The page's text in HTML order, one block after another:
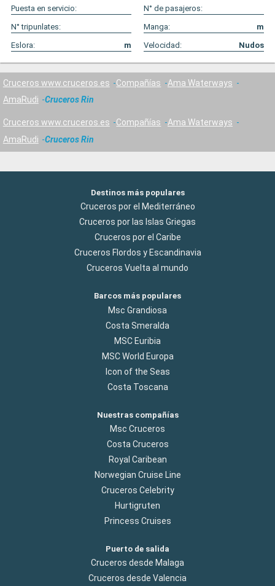
Puesta en servicio:
N° de pasajeros:
N° tripunlates:
Manga:
m
Eslora:
m Velocidad: Nudos
Cruceros www.cruceros.es Compañías
Ama Waterways
AmaRudi
Cruceros Rin
Cruceros www.cruceros.es Compañías
Ama Waterways
AmaRudi
Cruceros Rin
Destinos más populares
Cruceros por el Mediterráneo
Cruceros por las Islas Griegas
Cruceros por el Caribe
Cruceros Flordos y Escandinavia
Cruceros Vuelta al mundo
Barcos más populares
Msc Grandiosa
Costa Smeralda
MSC Euribia
MSC World Europa
Icon of the Seas
Costa Toscana
Nuestras compañías
Msc Cruceros
Costa Cruceros
Royal Caribean
Norwegian Cruise Line
Cruceros Celebrity
Hurtigruten
Princess Cruises
Puerto de salida
Cruceros desde Malaga
Cruceros desde Valencia